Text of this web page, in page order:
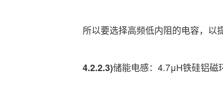
所以要选择高频低内阻的电容，以
4.2.2.3)储能电感：4.7μH铁硅铝磁